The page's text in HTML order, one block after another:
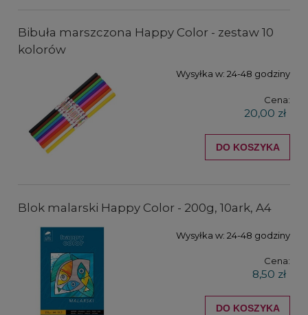
Bibuła marszczona Happy Color - zestaw 10
kolorów
Wysyłka w: 24-48 godziny
Cena:
20,00 zł
DO KOSZYKA
Blok malarski Happy Color - 200g, 10ark, A4
Wysyłka w: 24-48 godziny
Cena:
8,50 zł
DO KOSZYKA